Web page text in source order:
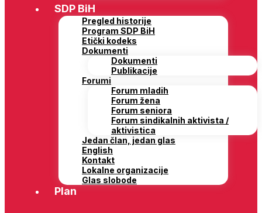
SDP BiH
Pregled historije
Program SDP BiH
Etički kodeks
Dokumenti
Dokumenti
Publikacije
Forumi
Forum mladih
Forum žena
Forum seniora
Forum sindikalnih aktivista /
aktivistica
Jedan član, jedan glas
English
Kontakt
Lokalne organizacije
Glas slobode
Plan